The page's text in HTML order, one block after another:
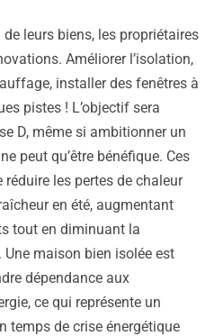
leurs biens, les propriétaires
Améliorer l’isolation,
installer des fenêtres à
pistes ! L’objectif sera
D, même si ambitionner un
peut qu’être bénéfique. Ces
les pertes de chaleur
en été, augmentant
tout en diminuant la
maison bien isolée est
dépendance aux
ce qui représente un
temps de crise énergétique